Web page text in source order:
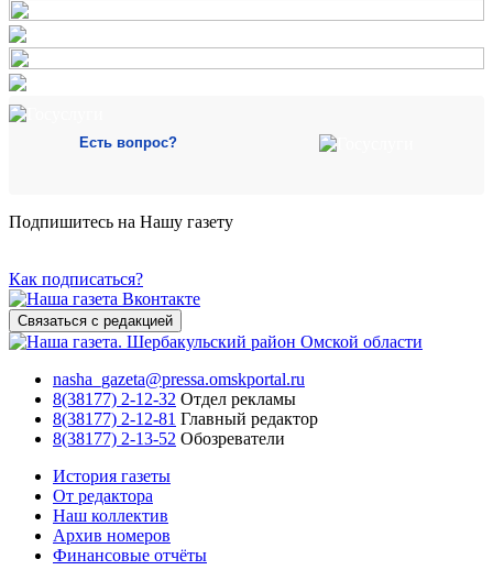
Есть вопрос?
Подпишитесь на Нашу газету
Как подписаться?
Связаться с редакцией
nasha_gazeta@pressa.omskportal.ru
8(38177) 2-12-32 Отдел рекламы
8(38177) 2-12-81 Главный редактор
8(38177) 2-13-52 Обозреватели
История газеты
От редактора
Наш коллектив
Архив номеров
Финансовые отчёты